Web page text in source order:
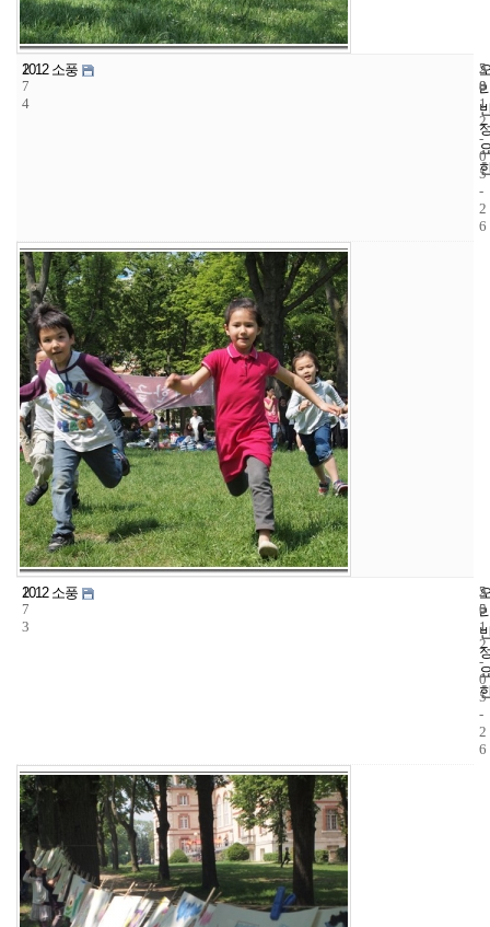
1
7
4
2012 소풍
5
8
2
0
1
2
-
0
5
-
2
6
1
7
3
2012 소풍
5
5
2
0
1
2
-
0
5
-
2
6